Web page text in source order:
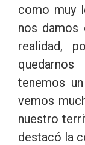
como muy
nos damos
realidad,
tenemos
vemos
nuestro
destacó la